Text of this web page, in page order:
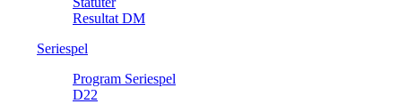
Resultat DM
Seriespel
Program Seriespel
D22